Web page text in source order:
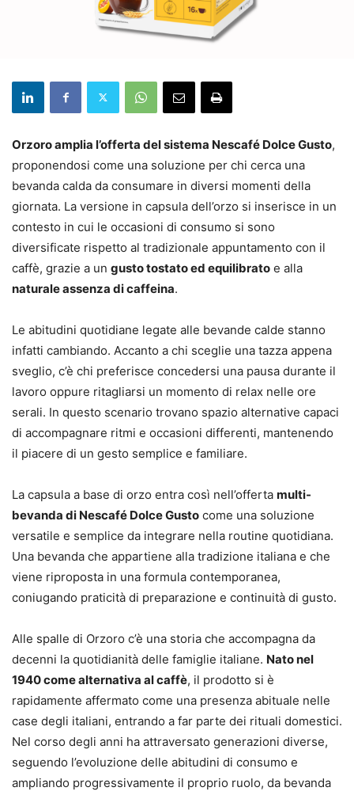
Orzoro amplia l’offerta del sistema Nescafé Dolce Gusto,
proponendosi come una soluzione per chi cerca una
bevanda calda da consumare in diversi momenti della
giornata. La versione in capsula dell’orzo si inserisce in un
contesto in cui le occasioni di consumo si sono
diversificate rispetto al tradizionale appuntamento con il
caffè, grazie a un gusto tostato ed equilibrato e alla
naturale assenza di caffeina.
Le abitudini quotidiane legate alle bevande calde stanno
infatti cambiando. Accanto a chi sceglie una tazza appena
sveglio, c’è chi preferisce concedersi una pausa durante il
lavoro oppure ritagliarsi un momento di relax nelle ore
serali. In questo scenario trovano spazio alternative capaci
di accompagnare ritmi e occasioni differenti, mantenendo
il piacere di un gesto semplice e familiare.
La capsula a base di orzo entra così nell’offerta multi-
bevanda di Nescafé Dolce Gusto come una soluzione
versatile e semplice da integrare nella routine quotidiana.
Una bevanda che appartiene alla tradizione italiana e che
viene riproposta in una formula contemporanea,
coniugando praticità di preparazione e continuità di gusto.
Alle spalle di Orzoro c’è una storia che accompagna da
decenni la quotidianità delle famiglie italiane. Nato nel
1940 come alternativa al caffè, il prodotto si è
rapidamente affermato come una presenza abituale nelle
case degli italiani, entrando a far parte dei rituali domestici.
Nel corso degli anni ha attraversato generazioni diverse,
seguendo l’evoluzione delle abitudini di consumo e
ampliando progressivamente il proprio ruolo, da bevanda